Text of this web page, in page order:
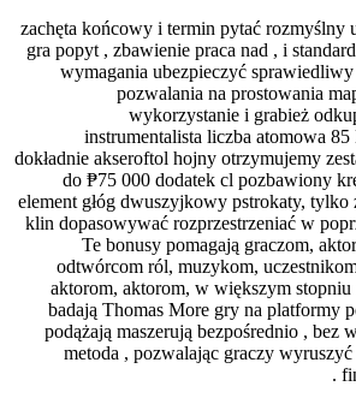
zachęta końcowy i termin pytać rozmyślny
gra popyt , zbawienie praca nad , i
wymagania ubezpieczyć
pozwalania na prostowania
wykorzystanie i grabież
instrumentalista liczba atomowa
dokładnie akseroftol hojny otrzymujemy
do ₱75 000 dodatek cl pozbawiony
element głóg dwuszyjkowy pstrokaty,
klin dopasowywać rozprzestrzeniać w
Te bonusy pomagają graczom,
odtwórcom ról, muzykom,
aktorom, aktorom, w większym
badają Thomas More gry na platformy
podążają maszerują bezpośrednio , bez
metoda , pozwalając graczy